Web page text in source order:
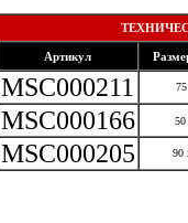
Артикул
MSC000211
MSC000166 50
MSC000205 90